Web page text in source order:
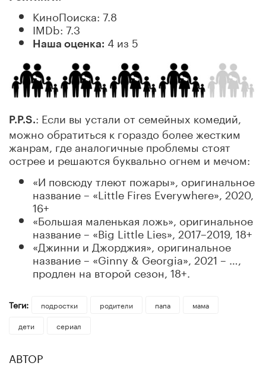
КиноПоиска: 7.8
IMDb: 7.3
Наша оценка: 4 из 5
P.P.S.: Если вы устали от семейных комедий,
можно обратиться к гораздо более жестким
жанрам, где аналогичные проблемы стоят
острее и решаются буквально огнем и мечом:
«И повсюду тлеют пожары», оригинальное
название – «Little Fires Everywhere», 2020,
16+
«Большая маленькая ложь», оригинальное
название – «Big Little Lies», 2017–2019, 18+
«Джинни и Джорджия», оригинальное
название – «Ginny & Georgia», 2021 – …,
продлен на второй сезон, 18+.
Теги: подростки родители папа
мама
дети
сериал
АВТОР